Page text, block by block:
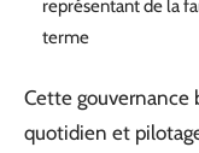
représentant de la
terme
Cette gouvernance
quotidien et